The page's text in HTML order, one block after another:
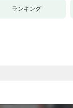
ランキング